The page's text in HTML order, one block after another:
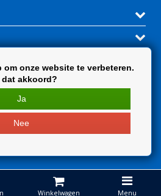
Winkelwagen Menu
onze website te verbeteren.
dat akkoord?
Ja
Nee